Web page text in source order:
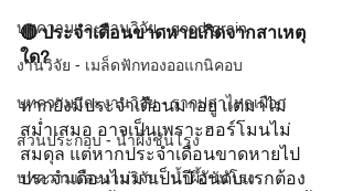
บทความและงานวิจัย - good-grain
งานวิจัย - เมล็ดฟักทองออแกนิคอบ
บทความและงานวิจัย - รากปลาไหลเผือก
ส่วนประกอบ - น้ำผึ้งชันโรง
บทความและงานวิจัย - น้ำผึ้งชันโรง
🔴 ประจำเดือนขาดหายเกิดจากสาเหตุ
ใด?
หากยังมีประจำเดือนมาอยู่ แต่มาไม่
สม่ำเสมอ อาจเป็นเพราะฮอร์โมนไม่
สมดุล แต่หากประจำเดือนขาดหายไป
ประจำเดือนไม่มาเป็นปี อันดับแรกต้อง